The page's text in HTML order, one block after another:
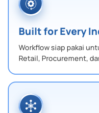
Built for Every
Workflow siap pakai
Retail, Procurement,